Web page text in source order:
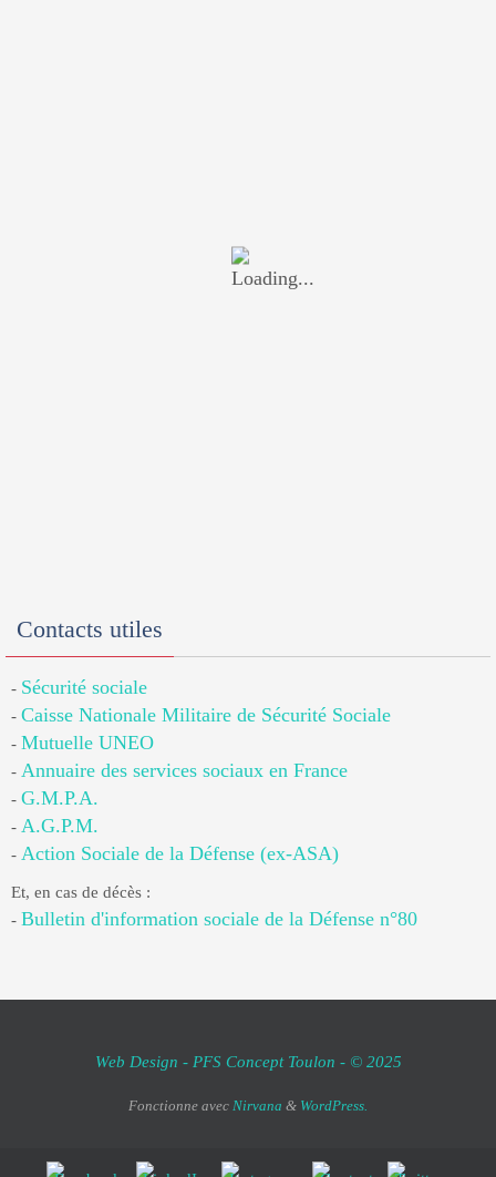
Contacts utiles
- Sécurité sociale
- Caisse Nationale Militaire de Sécurité Sociale
- Mutuelle UNEO
- Annuaire des services sociaux en France
- G.M.P.A.
- A.G.P.M.
- Action Sociale de la Défense (ex-ASA)
Et, en cas de décès :
- Bulletin d'information sociale de la Défense n°80
Web Design - PFS Concept Toulon - © 2025
Fonctionne avec Nirvana & WordPress.